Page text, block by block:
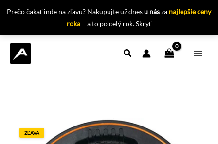
Prečo čakať inde na zľavu? Nakupujte už dnesu násza najlepšie ceny
roka – a to po celý rok.Skryť
Preskočiť
ZĽAVA